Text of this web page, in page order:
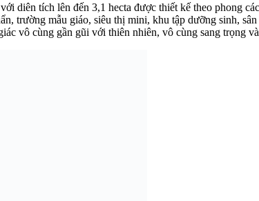
diên tích lên đến 3,1 hecta được thiết kế theo phong
trường mẫu giáo, siêu thị mini, khu tập dưỡng sinh,
vô cùng gần gũi với thiên nhiên, vô cùng sang trọng